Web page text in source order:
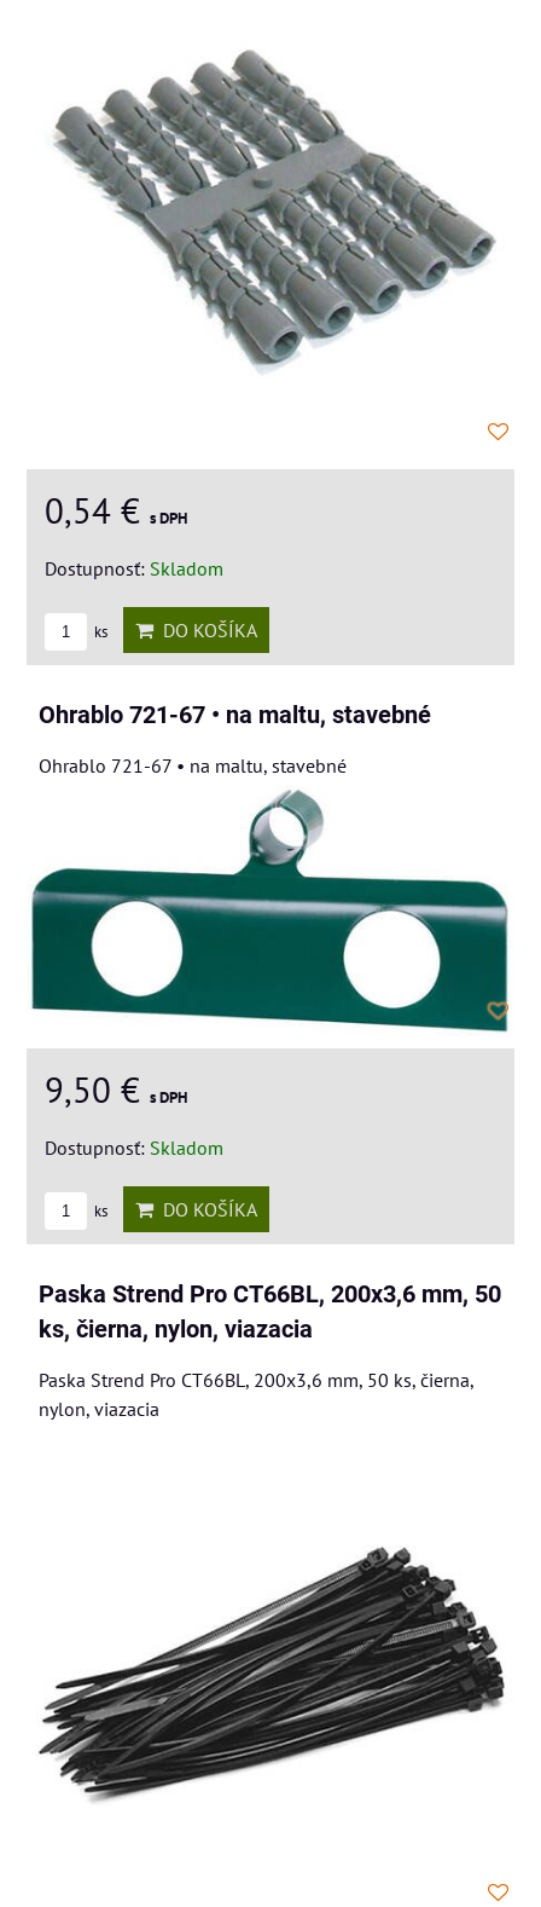
0,54 € s DPH
Dostupnosť: Skladom
ks DO KOŠÍKA
Ohrablo 721-67 • na maltu, stavebné
Ohrablo 721-67 • na maltu, stavebné
9,50 € s DPH
Dostupnosť: Skladom
ks DO KOŠÍKA
Paska Strend Pro CT66BL, 200x3,6 mm, 50
ks, čierna, nylon, viazacia
Paska Strend Pro CT66BL, 200x3,6 mm, 50 ks, čierna,
nylon, viazacia